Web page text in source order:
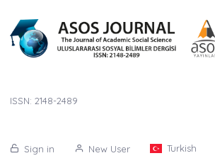
ISSN: 2148-2489
Sign in New User Turkish